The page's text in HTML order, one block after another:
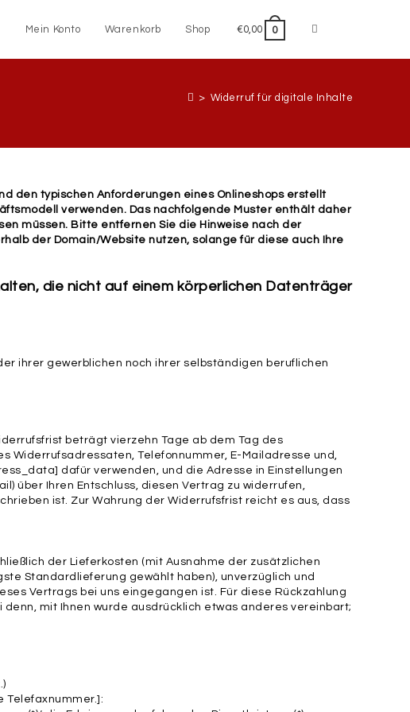
Mein Konto Warenkorb Shop €0,00 0
> Widerruf für digitale Inhalte
den typischen Anforderungen eines Onlineshops erstellt
verwenden. Das nachfolgende Muster enthält daher
müssen. Bitte entfernen Sie die Hinweise nach der
der Domain/Website nutzen, solange für diese auch Ihre
die nicht auf einem körperlichen Datenträger
ihrer gewerblichen noch ihrer selbständigen beruflichen
beträgt vierzehn Tage ab dem Tag des
Widerrufsadressaten, Telefonnummer, E-Mailadresse und,
dafür verwenden, und die Adresse in Einstellungen
über Ihren Entschluss, diesen Vertrag zu widerrufen,
ist. Zur Wahrung der Widerrufsfrist reicht es aus, dass
der Lieferkosten (mit Ausnahme der zusätzlichen
Standardlieferung gewählt haben), unverzüglich und
Vertrags bei uns eingegangen ist. Für diese Rückzahlung
mit Ihnen wurde ausdrücklich etwas anderes vereinbart;
Telefaxnummer.]: